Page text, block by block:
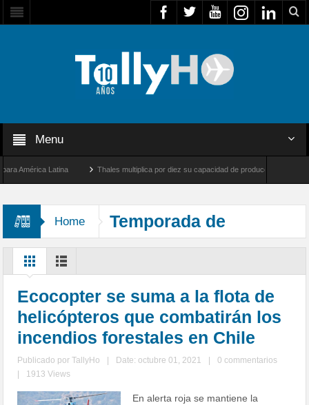
Menu
Latina Thales multiplica por diez su capacidad de producción de radares
Home
Temporada de
Incendios Forestales
Ecocopter se suma a la flota de
helicópteros que combatirán los
incendios forestales en Chile
Publicado porTallyHo Date: octubre 01, 2021
0 commentarios
1913 Views
En alerta roja se mantiene la